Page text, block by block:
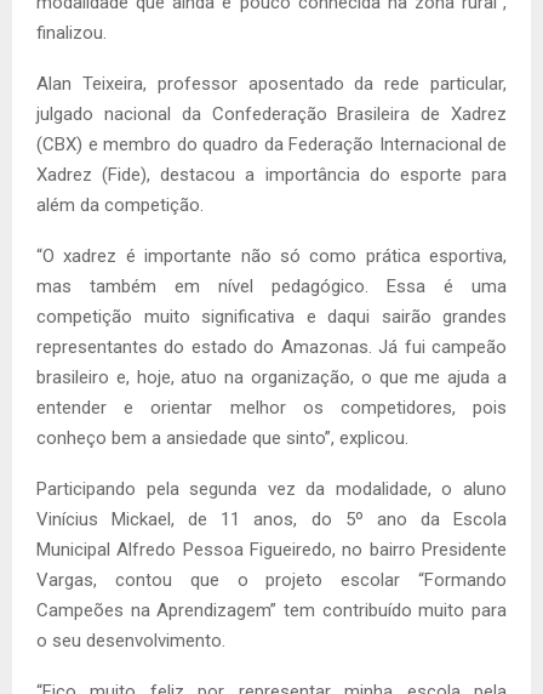
finalizou.
Alan Teixeira, professor aposentado da rede particular,
julgado nacional da Confederação Brasileira de Xadrez
(CBX) e membro do quadro da Federação Internacional de
Xadrez (Fide), destacou a importância do esporte para
além da competição.
“O xadrez é importante não só como prática esportiva,
mas também em nível pedagógico. Essa é uma
competição muito significativa e daqui sairão grandes
representantes do estado do Amazonas. Já fui campeão
brasileiro e, hoje, atuo na organização, o que me ajuda a
entender e orientar melhor os competidores, pois
conheço bem a ansiedade que sinto”, explicou.
Participando pela segunda vez da modalidade, o aluno
Vinícius Mickael, de 11 anos, do 5º ano da Escola
Municipal Alfredo Pessoa Figueiredo, no bairro Presidente
Vargas, contou que o projeto escolar “Formando
Campeões na Aprendizagem” tem contribuído muito para
o seu desenvolvimento.